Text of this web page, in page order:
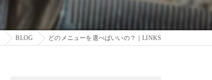
BLOG どのメニューを選べばいいの？｜LINKS